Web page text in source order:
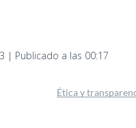
| Publicado a las 00:17
Ética y